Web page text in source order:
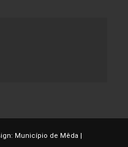
Município de Mêda |